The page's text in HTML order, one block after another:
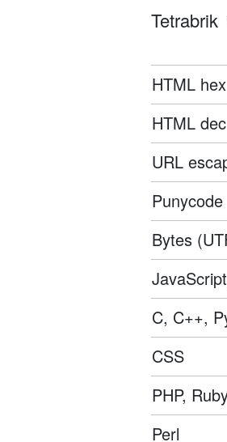
Tetrabrik
HTML hex
HTML dec
URL
Punycode
Bytes
C, C++,
CSS
PHP,
Perl